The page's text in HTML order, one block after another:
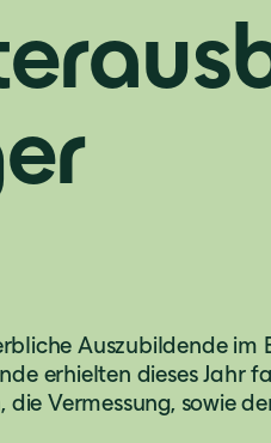
Auszubildende im
erhielten dieses Jahr
Vermessung, sowie